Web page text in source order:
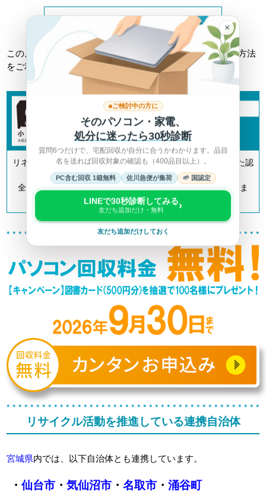
詳しくは総務省HPへ >
このようなトラブルに巻き込まれない為にも、正しい回収方法
をご利用ください。
リネットジャパンは「小型家電リサイクル法」の認定を受けた認
定事業者です。
全国700以上の自治体とも連携してリサイクルを推進していま
す。
リサイクル活動を推進している連携自治体
宮城県内では、以下自治体とも連携しています。
・ 仙台市・ 気仙沼市・ 名取市・ 涌谷町
×
ご検討中の方に
そのパソコン・家電、
処分に迷ったら30秒診断
質問6つだけで、宅配回収が自分に合うかわかります。品目
名を送れば回収対象の確認も（400品目以上）。
PC含む回収 1箱無料 佐川急便が集荷 🌱 国認定
LINEで30秒診断してみる
友だち追加だけ・無料 ›
友だち追加だけしておく